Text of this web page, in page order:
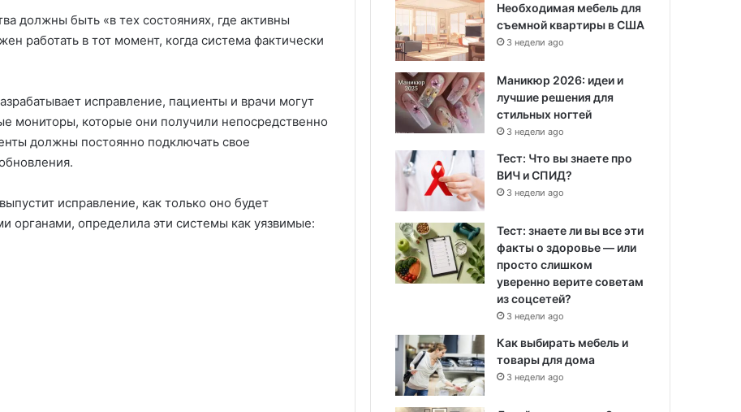
должны быть «в тех состояниях, где активны
работать в тот момент, когда система фактически
исправление, пациенты и врачи могут
мониторы, которые они получили непосредственно
должны постоянно подключать свое
исправление, как только оно будет
органами, определила эти системы как уязвимые:
Необходимая мебель для
съемной квартиры в США
3 недели ago
Маникюр 2026: идеи и
лучшие решения для
стильных ногтей
3 недели ago
Тест: Что вы знаете про
ВИЧ и СПИД?
3 недели ago
Тест: знаете ли вы все эти
факты о здоровье — или
просто слишком
уверенно верите советам
из соцсетей?
3 недели ago
Как выбирать мебель и
товары для дома
3 недели ago